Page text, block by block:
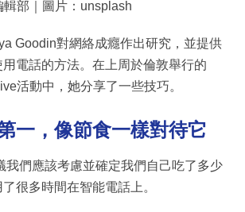
部｜圖片：unsplash
Goodin對網絡成癮作出研究，並提供
電話的方法。在上周於倫敦舉行的
活動中，她分享了一些技巧。
一，像節食一樣對待它
我們應該考慮並確定我們自己吃了多少
很多時間在智能電話上。